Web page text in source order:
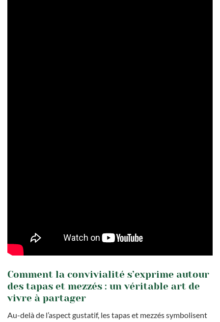
Comment la convivialité s’exprime autour
des tapas et mezzés : un véritable art de
vivre à partager
Au-delà de l’aspect gustatif, les tapas et mezzés symbolisent